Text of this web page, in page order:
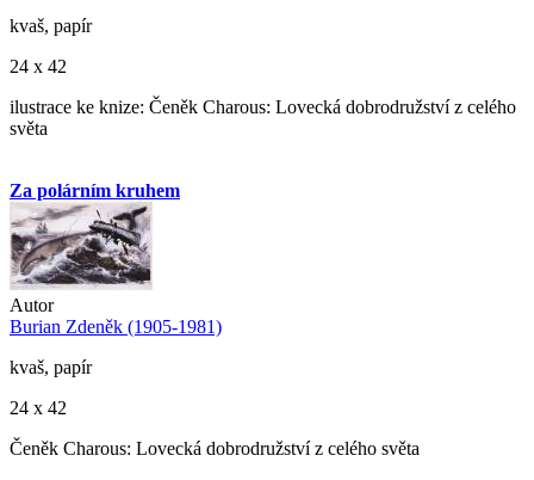
kvaš, papír
24 x 42
ilustrace ke knize: Čeněk Charous: Lovecká dobrodružství z celého
světa
Za polárním kruhem
Autor
Burian Zdeněk (1905-1981)
kvaš, papír
24 x 42
Čeněk Charous: Lovecká dobrodružství z celého světa